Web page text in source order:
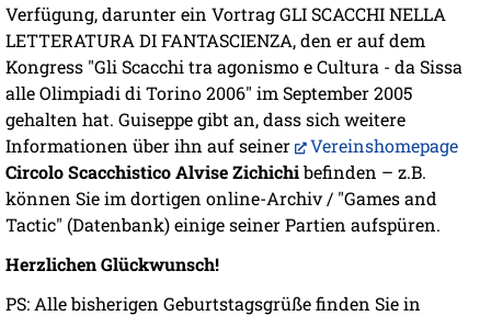
Verfügung, darunter ein Vortrag GLI SCACCHI NELLA
LETTERATURA DI FANTASCIENZA, den er auf dem
Kongress "Gli Scacchi tra agonismo e Cultura - da Sissa
alle Olimpiadi di Torino 2006" im September 2005
gehalten hat. Guiseppe gibt an, dass sich weitere
Informationen über ihn auf seiner
Vereinshomepage
Circolo Scacchistico Alvise Zichichibefinden – z.B.
können Sie im dortigen online-Archiv / "Games and
Tactic" (Datenbank) einige seiner Partien aufspüren.
Herzlichen Glückwunsch!
PS: Alle bisherigen Geburtstagsgrüße finden Sie in